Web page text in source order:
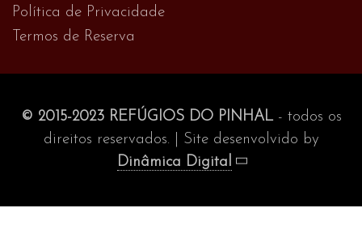
Política de Privacidade
Termos de Reserva
© 2015-2023 REFÚGIOS DO PINHAL- todos os
direitos reservados. | Site desenvolvido by
Dinâmica Digital